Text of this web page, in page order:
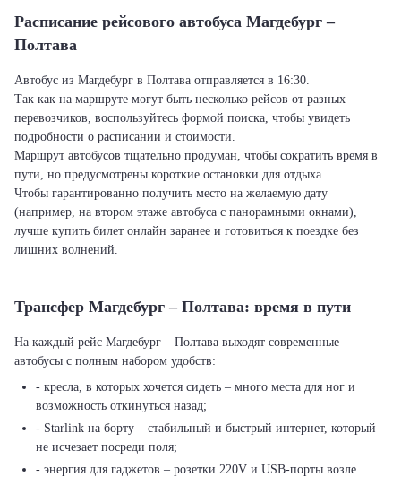
Расписание рейсового автобуса Магдебург –
Полтава
Автобус из Магдебург в Полтава отправляется в 16:30.
Так как на маршруте могут быть несколько рейсов от разных
перевозчиков, воспользуйтесь формой поиска, чтобы увидеть
подробности о расписании и стоимости.
Маршрут автобусов тщательно продуман, чтобы сократить время в
пути, но предусмотрены короткие остановки для отдыха.
Чтобы гарантированно получить место на желаемую дату
(например, на втором этаже автобуса с панорамными окнами),
лучше купить билет онлайн заранее и готовиться к поездке без
лишних волнений.
Трансфер Магдебург – Полтава: время в пути
На каждый рейс Магдебург – Полтава выходят современные
автобусы с полным набором удобств:
- кресла, в которых хочется сидеть – много места для ног и
возможность откинуться назад;
- Starlink на борту – стабильный и быстрый интернет, который
не исчезает посреди поля;
- энергия для гаджетов – розетки 220V и USB-порты возле